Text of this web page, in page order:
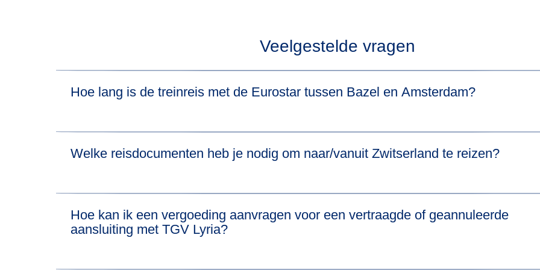
Veelgestelde vragen
Hoe lang is de treinreis met de Eurostar tussen Bazel en Amsterdam?
zie je ook de reisduur van de trein voor alle vertrektijden.
Welke reisdocumenten heb je nodig om naar/vanuit Zwitserland te reizen?
Ga voor het TGV Lyria-deel van je reis naar hun
Hoe kan ik een vergoeding aanvragen voor een vertraagde of geannuleerde
aansluiting met TGV Lyria?